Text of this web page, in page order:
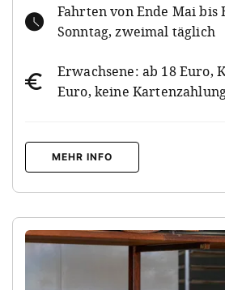
Fahrten von Ende Mai bis
Sonntag, zweimal täglich
Erwachsene: ab 18 Euro,
Euro, keine
MEHR INFO